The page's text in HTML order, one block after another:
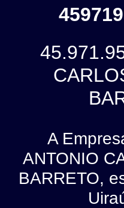
A
ANTONIO
BARRETO,